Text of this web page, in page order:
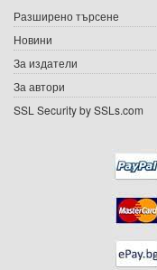
Подаръци
Ваучери
Промоции
Разширено търсене
Новини
За издатели
За автори
SSL Security by SSLs.com